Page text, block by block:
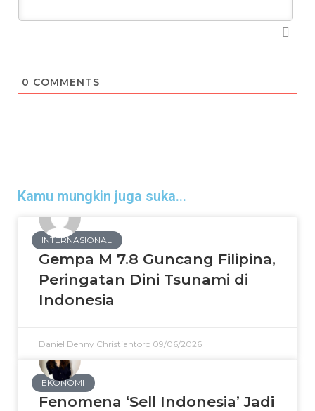
0 COMMENTS
Kamu mungkin juga suka...
INTERNASIONAL
Gempa M 7.8 Guncang Filipina,
Peringatan Dini Tsunami di
Indonesia
Daniel Denny Christiantoro 09/06/2026
EKONOMI
Fenomena ‘Sell Indonesia’ Jadi